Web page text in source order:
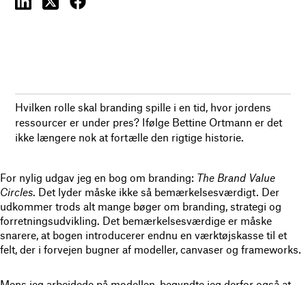
Hvilken rolle skal branding spille i en tid, hvor jordens
ressourcer er under pres? Ifølge Bettine Ortmann er det
ikke længere nok at fortælle den rigtige historie.
For nylig udgav jeg en bog om branding: The Brand Value
Circles. Det lyder måske ikke så bemærkelsesværdigt. Der
udkommer trods alt mange bøger om branding, strategi og
forretningsudvikling. Det bemærkelsesværdige er måske
snarere, at bogen introducerer endnu en værktøjskasse til et
felt, der i forvejen bugner af modeller, canvaser og frameworks.